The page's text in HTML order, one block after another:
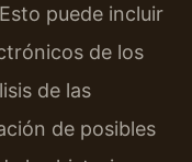
puede incluir
de los
de las
de posibles